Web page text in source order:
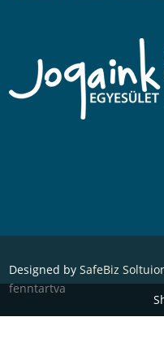
Designed bySafeBiz
fenntartva